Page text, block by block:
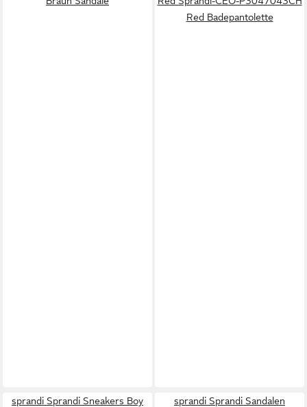
Red Badepantolette
sprandi Sprandi Sneakers Boy
sprandi Sprandi Sandalen